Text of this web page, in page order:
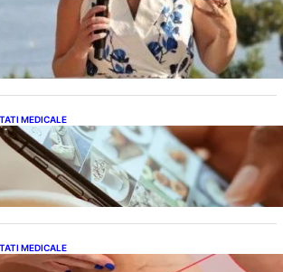
prințesei Eugenie la Lisabona: O
plină de semnificație pentru familia
britanică
MEDICALE
Bateriilor pentru Telefoane:
Provocări și Viitorul Tehnologiei
MEDICALE
și Umflarea Picioarelor pe Caniculă: